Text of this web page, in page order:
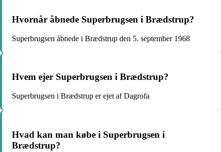
Hvornår åbnede Superbrugsen i Brædstrup?
Superbrugsen åbnede i Brædstrup den 5. september 1968
Hvem ejer Superbrugsen i Brædstrup?
Superbrugsen i Brædstrup er ejet af Dagrofa
Hvad kan man købe i Superbrugsen i
Brædstrup?